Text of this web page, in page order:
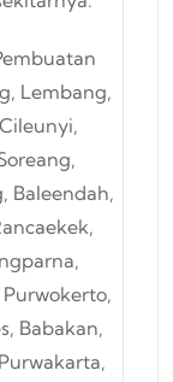
Lembang,
Baleendah,
Babakan,